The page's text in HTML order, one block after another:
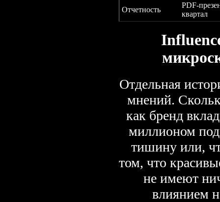
Отчетность
PDF-
квартал
Отдельная
мнений.
как бренд
миллионом
тишину или,
том, что
не имеют
влиянием